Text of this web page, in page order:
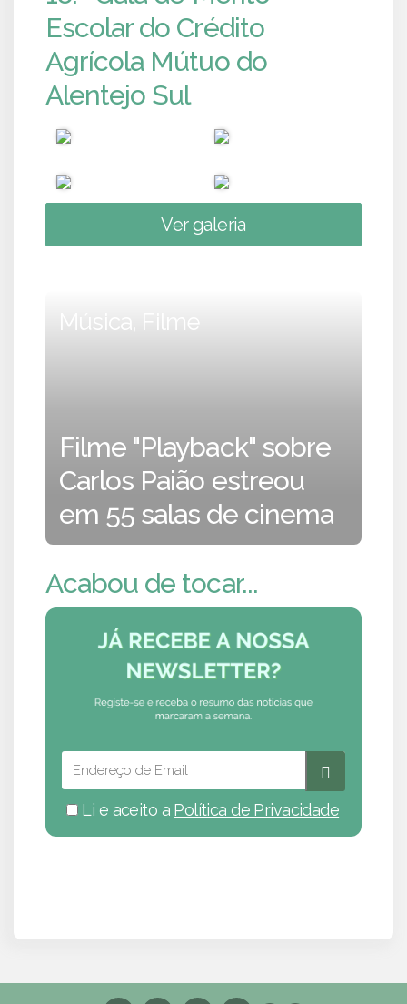
Escolar do Crédito
Agrícola Mútuo do
Alentejo Sul
Ver galeria
Música, Filme
Filme "Playback" sobre
Carlos Paião estreou
em 55 salas de cinema
Acabou de tocar...
Li e aceito a Política de Privacidade